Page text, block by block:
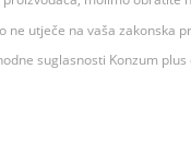
utječe na vaša zakonska
suglasnosti Konzum